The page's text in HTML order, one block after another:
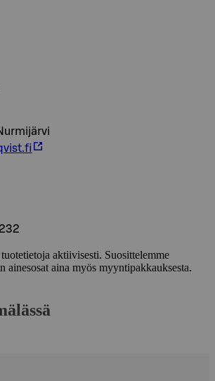
aktiivisesti. Suosittelemme
ainesosat aina myös myyntipakkauksesta.